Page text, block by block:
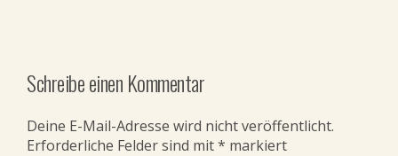
Schreibe einen Kommentar
Deine E-Mail-Adresse wird nicht veröffentlicht.
Erforderliche Felder sind mit* markiert